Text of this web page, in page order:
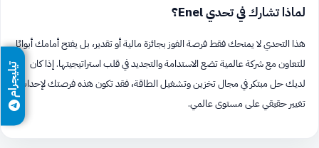
لماذا تشارك في تحدي Enel؟
هذا التحدي لا يمنحك فقط فرصة الفوز بجائزة مالية أو تقدير، بل يفتح أمامك أبوابًا
للتعاون مع شركة عالمية تضع الاستدامة والتجديد في قلب استراتيجيتها. إذا كان
لديك حل مبتكر في مجال تخزين وتشغيل الطاقة، فقد تكون هذه فرصتك لإحداث
تغيير حقيقي على مستوى عالمي.
تيليجرام